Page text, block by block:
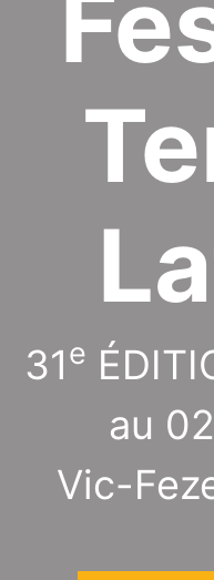
31e
au
Vic-